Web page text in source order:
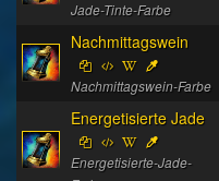
Jade-Tinte-Farbe
Nachmittagswein
Nachmittagswein-Farbe
Energetisierte Jade
Energetisierte-Jade-